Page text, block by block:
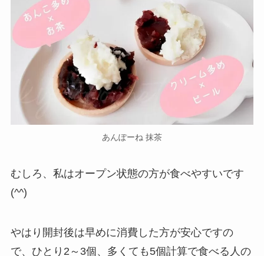
あんぽーね 抹茶
むしろ、私はオープン状態の方が食べやすいです
(^^)
やはり開封後は早めに消費した方が安心ですの
で、ひとり2～3個、多くても5個計算で食べる人の